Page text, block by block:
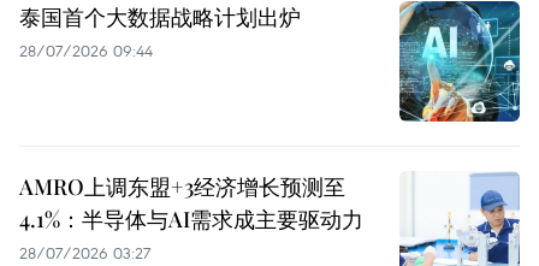
泰国首个大数据战略计划出炉
28/07/2026 09:44
AMRO上调东盟+3经济增长预测至
4.1%：半导体与AI需求成主要驱动力
28/07/2026 03:27